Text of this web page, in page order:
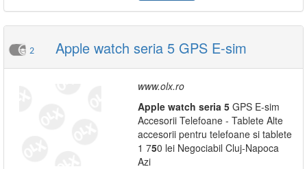
2 Apple watch seria 5 GPS E-sim
www.olx.ro
Apple watch seria 5 GPS E-sim
Accesorii Telefoane - Tablete Alte
accesorii pentru telefoane si tablete
1 750 lei Negociabil Cluj-Napoca
Azi